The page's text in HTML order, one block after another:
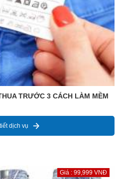
TRƯỚC 3 CÁCH LÀM MỀM
dịch vụ
Giá : 99,999 VNĐ